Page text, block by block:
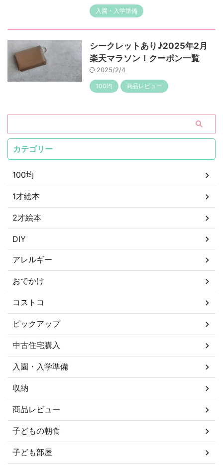
入園・入学準備
シークレットあり♪2025年2月
楽天マラソン！クーポン一覧
2025/2/4
100均 商品レビュー
カテゴリー
100均
1才絵本
2才絵本
DIY
アレルギー
おでかけ
コストコ
ピックアップ
中古住宅購入
入園・入学準備
収納
商品レビュー
子どもの朝食
子ども部屋